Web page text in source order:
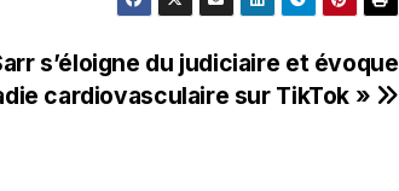
s’éloigne du judiciaire et évoque
cardiovasculaire sur TikTok »